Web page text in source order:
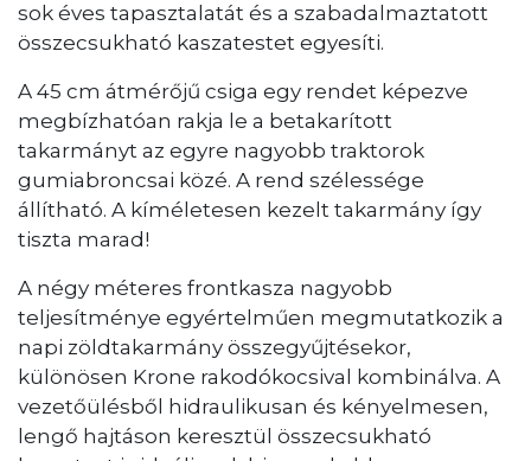
sok éves tapasztalatát és a szabadalmaztatott
összecsukható kaszatestet egyesíti.
A 45 cm átmérőjű csiga egy rendet képezve
megbízhatóan rakja le a betakarított
takarmányt az egyre nagyobb traktorok
gumiabroncsai közé. A rend szélessége
állítható. A kíméletesen kezelt takarmány így
tiszta marad!
A négy méteres frontkasza nagyobb
teljesítménye egyértelműen megmutatkozik a
napi zöldtakarmány összegyűjtésekor,
különösen Krone rakodókocsival kombinálva. A
vezetőülésből hidraulikusan és kényelmesen,
lengő hajtáson keresztül összecsukható